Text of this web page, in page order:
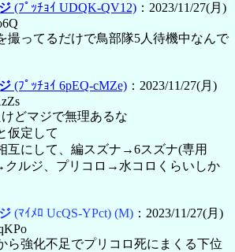
(ﾌﾟｯﾁｮｲ UDQK-QV12) ：2023/11/27(月)
撮ってるだけで鳥部隊5人待機中なんで
(ﾌﾟｯﾁｮｲ 6pEQ-cMZe) ：2023/11/27(月)
どマジで無理あるな
仮定して
互にして、編スズナ→6スズナ(専用
ルジ、プリコロ→水コロくらいしか
(ﾏｲﾒﾛ UcQS-YPct) (M) ：2023/11/27(月)
ら強化不足でプリコロ死にまくる下位